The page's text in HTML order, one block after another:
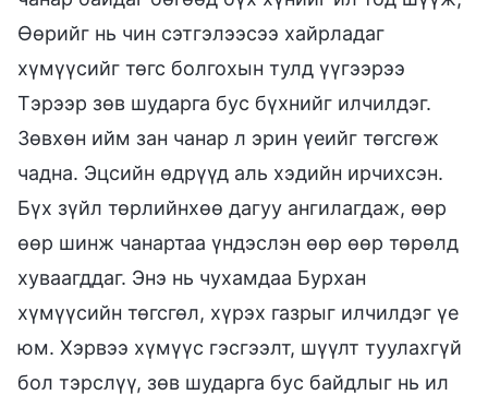
Өөрийг нь чин сэтгэлээсээ хайрладаг
хүмүүсийг төгс болгохын тулд үүгээрээ
Тэрээр зөв шударга бус бүхнийг илчилдэг.
Зөвхөн ийм зан чанар л эрин үеийг төгсгөж
чадна. Эцсийн өдрүүд аль хэдийн ирчихсэн.
Бүх зүйл төрлийнхөө дагуу ангилагдаж, өөр
өөр шинж чанартаа үндэслэн өөр өөр төрөлд
хуваагддаг. Энэ нь чухамдаа Бурхан
хүмүүсийн төгсгөл, хүрэх газрыг илчилдэг үе
юм. Хэрвээ хүмүүс гэсгээлт, шүүлт туулахгүй
бол тэрслүү, зөв шударга бус байдлыг нь ил